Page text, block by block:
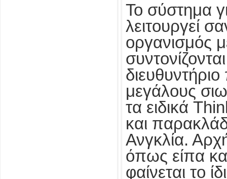
Το σύστημα
λειτουργεί
οργανισμός
μεγάλους
τα ειδικά
και
Ανγκλία.
όπως είπα
φαίνεται το